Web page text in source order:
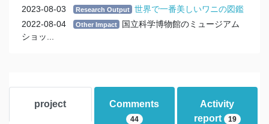
2023-08-03
Research Output
世界で一番美しいワニの図鑑
2022-08-04
Other Impact
国立科学博物館のミュージアム
ショッ...
project Comments
44
Activity
report
19